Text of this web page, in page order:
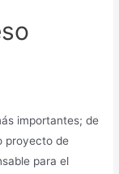
importantes; de
proyecto de
para el